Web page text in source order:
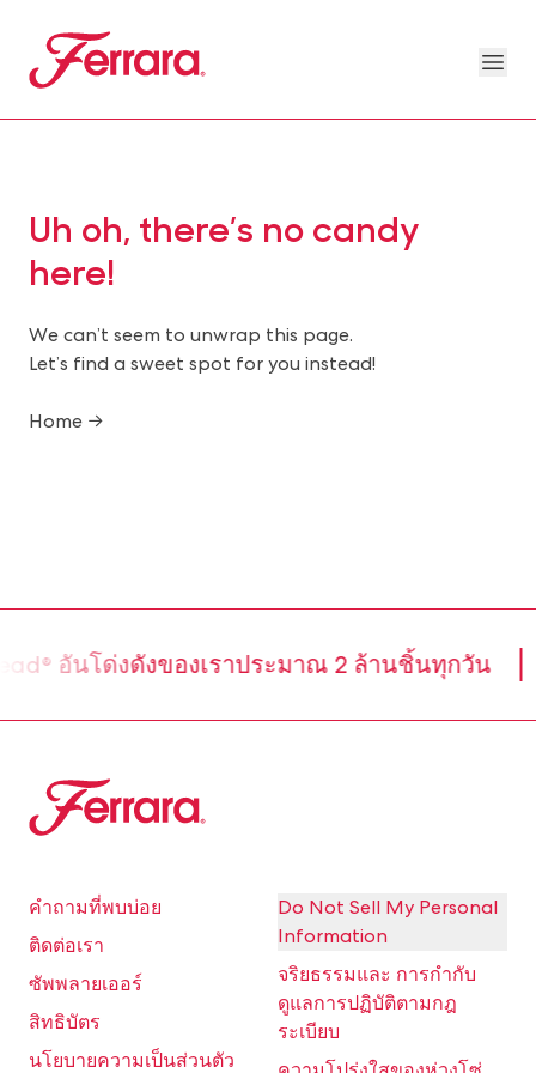
Ferrara
Uh oh, there’s no candy
here!
We can’t seem to unwrap this page.
Let’s find a sweet spot for you instead!
Home →
อันโด่งดังของเราประมาณ 2 ล้านชิ้นทุกวัน
Ferrara
คำถามที่พบบ่อย
ติดต่อเรา
ซัพพลายเออร์
สิทธิบัตร
นโยบายความเป็นส่วนตัว
Do Not Sell My Personal
Information
จริยธรรมและ การกำกับ
ดูแลการปฏิบัติตามกฎ
ระเบียบ